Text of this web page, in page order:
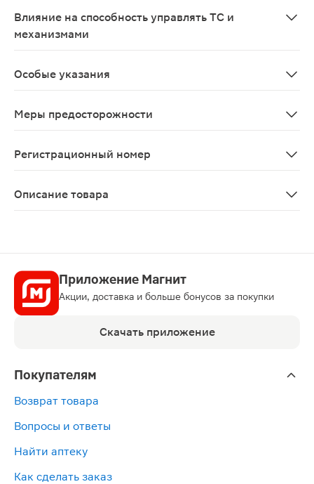
Влияние на способность управлять ТС и
механизмами
Особые указания
Меры предосторожности
Регистрационный номер
Описание товара
Приложение Магнит
Акции, доставка и больше бонусов за покупки
Скачать приложение
Покупателям
Возврат товара
Вопросы и ответы
Найти аптеку
Как сделать заказ